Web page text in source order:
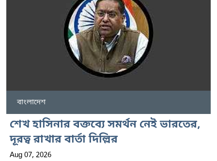
বাংলাদেশ
শেখ হাসিনার বক্তব্যে সমর্থন নেই ভারতের,
দূরত্ব রাখার বার্তা দিল্লির
Aug 07, 2026